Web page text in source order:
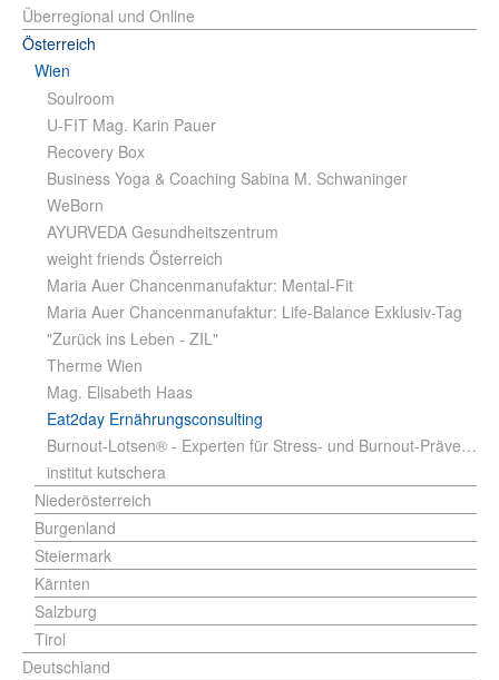
Überregional und Online
Österreich
Wien
Soulroom
U-FIT Mag. Karin Pauer
Recovery Box
Business Yoga & Coaching Sabina M. Schwaninger
WeBorn
AYURVEDA Gesundheitszentrum
weight friends Österreich
Maria Auer Chancenmanufaktur: Mental-Fit
Maria Auer Chancenmanufaktur: Life-Balance Exklusiv-Tag
"Zurück ins Leben - ZIL"
Therme Wien
Mag. Elisabeth Haas
Eat2day Ernährungsconsulting
Burnout-Lotsen® - Experten für Stress- und Burnout-Prävention Andrea Schrenk, Bed MSc
institut kutschera
Niederösterreich
Burgenland
Steiermark
Kärnten
Salzburg
Tirol
Deutschland